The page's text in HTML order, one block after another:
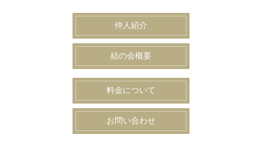
仲人紹介
結の会概要
料金について
お問い合わせ